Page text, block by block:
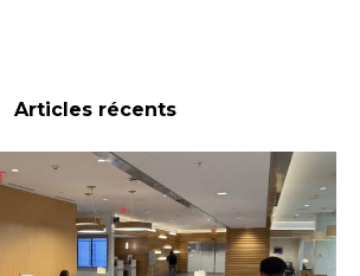
Articles récents